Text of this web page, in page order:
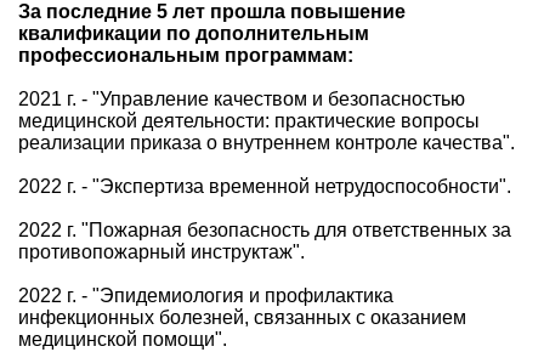
За последние 5 лет прошла повышение
квалификации по дополнительным
профессиональным программам:
2021 г. - "Управление качеством и безопасностью
медицинской деятельности: практические вопросы
реализации приказа о внутреннем контроле качества".
2022 г. - "Экспертиза временной нетрудоспособности".
2022 г. "Пожарная безопасность для ответственных за
противопожарный инструктаж".
2022 г. - "Эпидемиология и профилактика
инфекционных болезней, связанных с оказанием
медицинской помощи".